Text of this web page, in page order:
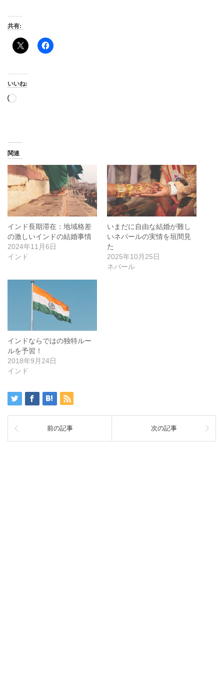
共有:
いいね:
読
関連
インド長期滞在：地域格差
の激しいインドの結婚事情
2024年11月6日
インド
いまだに自由な結婚が難し
いネパールの実情を垣間見
た
2025年10月25日
ネパール
インドならではの独特ルー
ルを予習！
2018年9月24日
インド
前の記事 次の記事